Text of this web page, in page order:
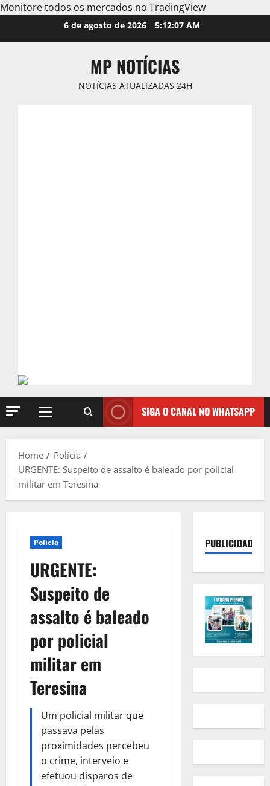
Monitore todos os mercados no TradingView
6 de agosto de 2026 5:12:09 AM
MP NOTÍCIAS
NOTÍCIAS ATUALIZADAS 24H
Primary
SIGA O CANAL NO WHATSAPP
Home
Polícia
URGENTE: Suspeito de assalto é baleado por policial
militar em Teresina
Polícia
URGENTE:
Suspeito de
assalto é baleado
por policial
militar em
Teresina
Um policial militar que
passava pelas
proximidades percebeu
o crime, interveio e
efetuou disparos de
PUBLICIDADE